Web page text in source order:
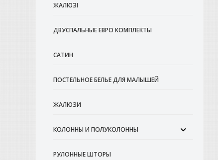
ЖАЛЮЗІ
ДВУСПАЛЬНЫЕ ЕВРО КОМПЛЕКТЫ
САТИН
ПОСТЕЛЬНОЕ БЕЛЬЕ ДЛЯ МАЛЫШЕЙ
ЖАЛЮЗИ
КОЛОННЫ И ПОЛУКОЛОННЫ
РУЛОННЫЕ ШТОРЫ